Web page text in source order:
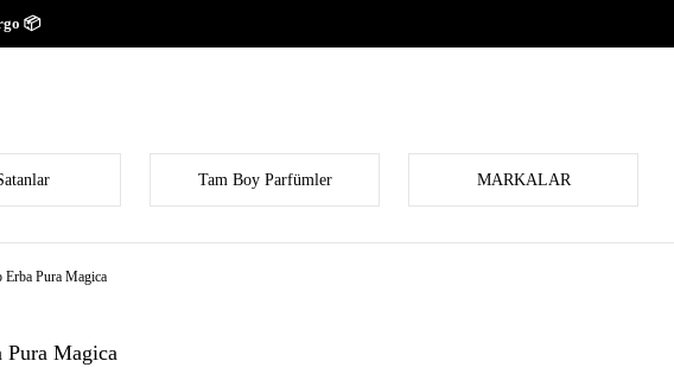
📦
Tam Boy Parfümler MARKALAR
Erba Pura Magica
Pura Magica